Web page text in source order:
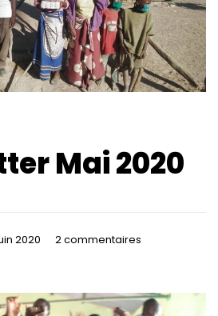
Mai 2020
2020 2 commentaires
2020